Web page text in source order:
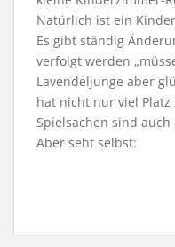
Natürlich ist ein
Es gibt ständig
verfolgt werden
Lavendeljunge aber
hat nicht nur viel Platz
Spielsachen sind
Aber seht selbst: